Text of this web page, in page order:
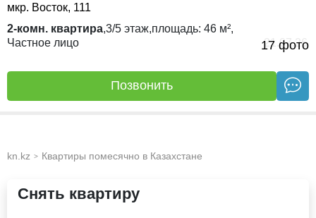
17 фото
мкр. Восток, 111
2-комн. квартира,3/5 этаж,площадь: 46 м²,
Частное лицо
21.07.26
Позвонить
kn.kz > Квартиры помесячно в Казахстане
Снять квартиру